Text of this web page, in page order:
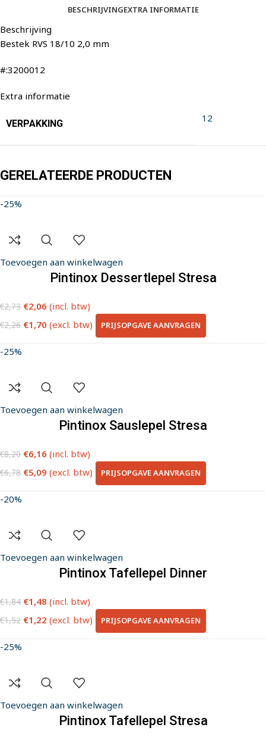
BESCHRIJVINGEXTRA INFORMATIE
Beschrijving
Bestek RVS 18/10 2,0 mm
#:3200012
Extra informatie
VERPAKKING 12
GERELATEERDE PRODUCTEN
-25%
Toevoegen aan winkelwagen
Pintinox Dessertlepel Stresa
€2,73 €2,06 (incl. btw)
€2,26 €1,70 (excl. btw) PRIJSOPGAVE AANVRAGEN
-25%
Toevoegen aan winkelwagen
Pintinox Sauslepel Stresa
€8,20 €6,16 (incl. btw)
€6,78 €5,09 (excl. btw) PRIJSOPGAVE AANVRAGEN
-20%
Toevoegen aan winkelwagen
Pintinox Tafellepel Dinner
€1,84 €1,48 (incl. btw)
€1,52 €1,22 (excl. btw) PRIJSOPGAVE AANVRAGEN
-25%
Toevoegen aan winkelwagen
Pintinox Tafellepel Stresa